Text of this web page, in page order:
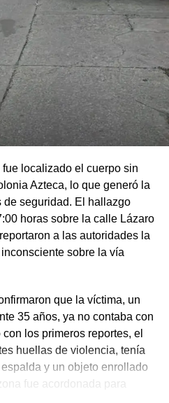
localizado el cuerpo sin
Azteca, lo que generó la
seguridad. El hallazgo
horas sobre la calle Lázaro
a las autoridades la
sobre la vía
que la víctima, un
35 años, ya no contaba con
los primeros reportes, el
huellas de violencia, tenía
y un objeto enrollado
fue acordonada para